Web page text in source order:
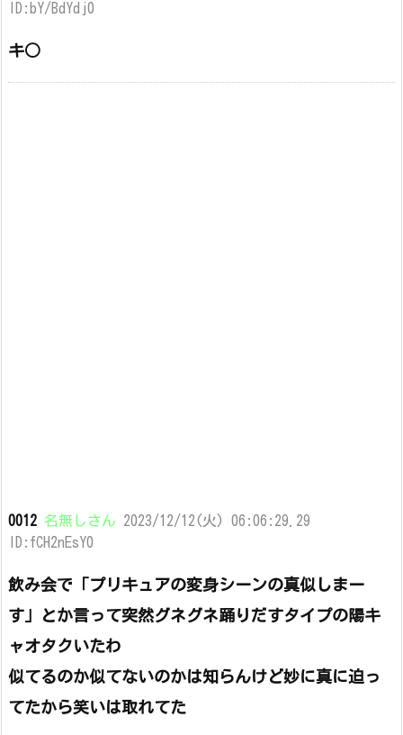
ID:bY/BdYdj0
キ○
0012 名無しさん 2023/12/12(火) 06:06:29.29
ID:fCH2nEsY0
飲み会で「プリキュアの変身シーンの真似しまー
す」とか言って突然グネグネ踊りだすタイプの陽キ
ャオタクいたわ
似てるのか似てないのかは知らんけど妙に真に迫っ
てたから笑いは取れてた